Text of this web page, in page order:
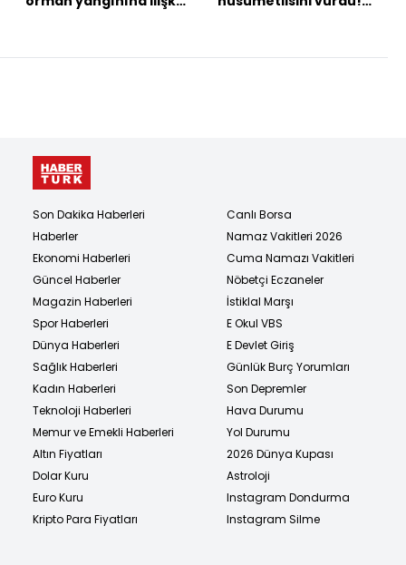
Son Dakika Haberleri
Haberler
Ekonomi Haberleri
Güncel Haberler
Magazin Haberleri
Spor Haberleri
Dünya Haberleri
Sağlık Haberleri
Kadın Haberleri
Teknoloji Haberleri
Memur ve Emekli Haberleri
Altın Fiyatları
Dolar Kuru
Euro Kuru
Kripto Para Fiyatları
Canlı Borsa
Namaz Vakitleri 2026
Cuma Namazı Vakitleri
Nöbetçi Eczaneler
İstiklal Marşı
E Okul VBS
E Devlet Giriş
Günlük Burç Yorumları
Son Depremler
Hava Durumu
Yol Durumu
2026 Dünya Kupası
Astroloji
Instagram Dondurma
Instagram Silme